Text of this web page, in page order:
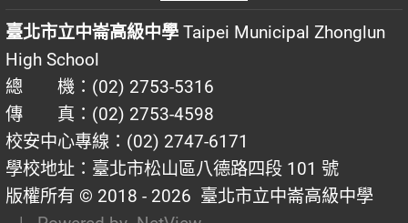
臺北市立中崙高級中學 Taipei Municipal Zhonglun
High School
總 機：(02) 2753-5316
傳 真：(02) 2753-4598
校安中心專線：(02) 2747-6171
學校地址：臺北市松山區八德路四段 101 號
版權所有 © 2018 - 2026 臺北市立中崙高級中學